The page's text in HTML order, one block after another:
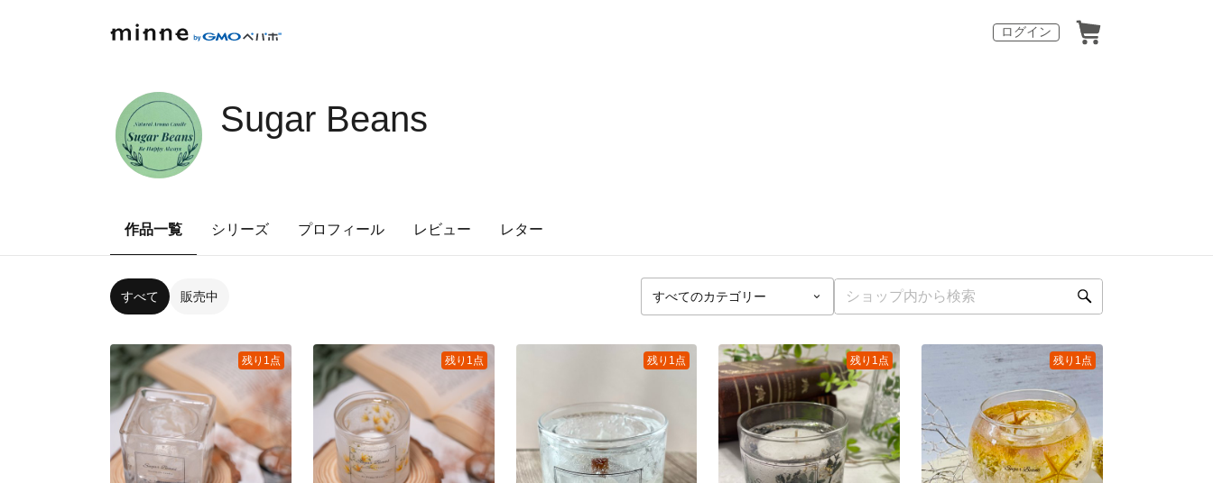
ログイン
Sugar Beans
作品一覧 シリーズ プロフィール レビュー レター
すべて 販売中
残り1点 残り1点 残り1点 残り1点 残り1点